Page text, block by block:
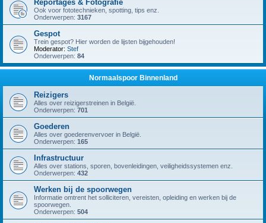
Reportages & Fotografie
Ook voor fototechnieken, spotting, tips enz.
Onderwerpen: 3167
Gespot
Trein gespot? Hier worden de lijsten bijgehouden!
Moderator: Stef
Onderwerpen: 84
Normaalspoor Binnenland
Reizigers
Alles over reizigerstreinen in België.
Onderwerpen: 701
Goederen
Alles over goederenvervoer in België.
Onderwerpen: 165
Infrastructuur
Alles over stations, sporen, bovenleidingen, veiligheidssystemen enz.
Onderwerpen: 432
Werken bij de spoorwegen
Informatie omtrent het solliciteren, vereisten, opleiding en werken bij de
spoorwegen.
Onderwerpen: 504